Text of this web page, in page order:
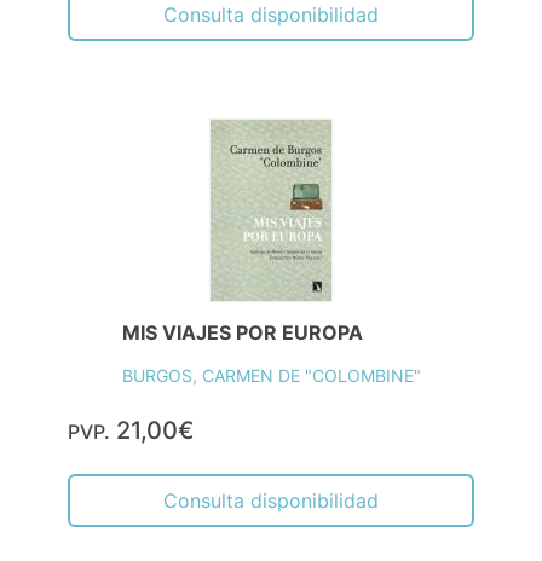
Consulta disponibilidad
MIS VIAJES POR EUROPA
BURGOS, CARMEN DE "COLOMBINE"
PVP. 21,00€
Consulta disponibilidad